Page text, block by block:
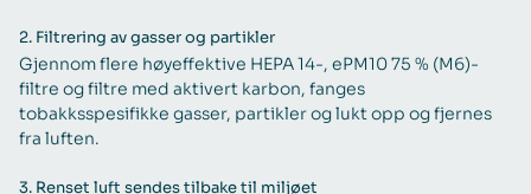
2. Filtrering av gasser og partikler
Gjennom flere høyeffektive HEPA 14-, ePM10 75 % (M6)-
filtre og filtre med aktivert karbon, fanges
tobakksspesifikke gasser, partikler og lukt opp og fjernes
fra luften.
3. Renset luft sendes tilbake til miljøet